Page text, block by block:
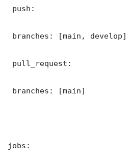
push:
branches: [main, develop]
pull_request:
branches: [main]
jobs: